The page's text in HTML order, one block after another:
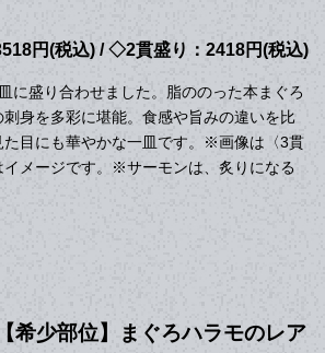
円(税込) / ◇2貫盛り：2418円(税込)
に盛り合わせました。脂ののった本まぐろ
身を多彩に堪能。食感や旨みの違いを比
た目にも華やかな一皿です。※画像は〈3貫
メージです。※サーモンは、炙りになる
【希少部位】まぐろハラモのレア